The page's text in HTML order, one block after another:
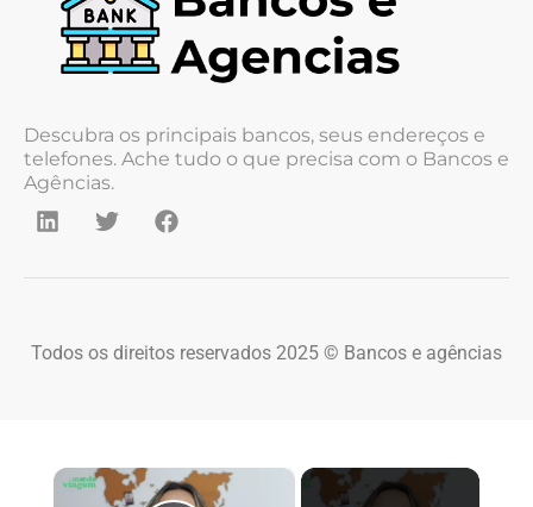
Descubra os principais bancos, seus endereços e
telefones. Ache tudo o que precisa com o Bancos e
Agências.
Todos os direitos reservados 2025 © Bancos e agências
×